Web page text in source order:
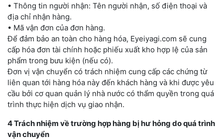
• Thông tin người nhận: Tên người nhận, số điện thoại và
địa chỉ nhận hàng.
• Mã vận đơn của đơn hàng.
Để đảm bảo an toàn cho hàng hóa, Eyeiyagi.com sẽ cung
cấp hóa đơn tài chính hoặc phiếu xuất kho hợp lệ của sản
phẩm trong bưu kiện (nếu có).
Đơn vị vận chuyển có trách nhiệm cung cấp các chứng từ
liên quan tới hàng hóa này đến khách hàng và khi được yêu
cầu bởi cơ quan quản lý nhà nước có thẩm quyền trong quá
trình thực hiện dịch vụ giao nhận.
4 Trách nhiệm về trường hợp hàng bị hư hỏng do quá trình
vận chuyển